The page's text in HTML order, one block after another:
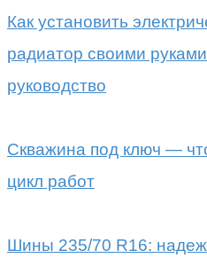
Как установить
радиатор своими
руководство
Скважина под ключ —
цикл работ
Шины 235/70 R16: